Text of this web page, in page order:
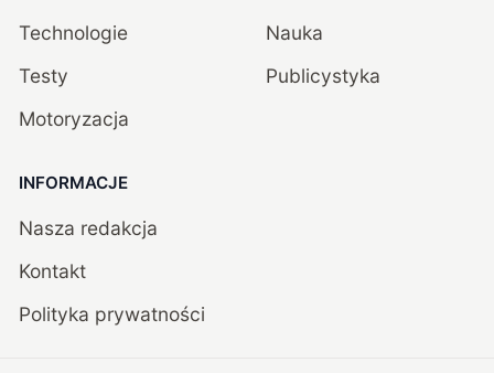
Technologie
Testy
Motoryzacja
Nauka
Publicystyka
INFORMACJE
Nasza redakcja
Kontakt
Polityka prywatności